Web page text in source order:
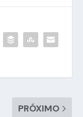
PRÓXIMO